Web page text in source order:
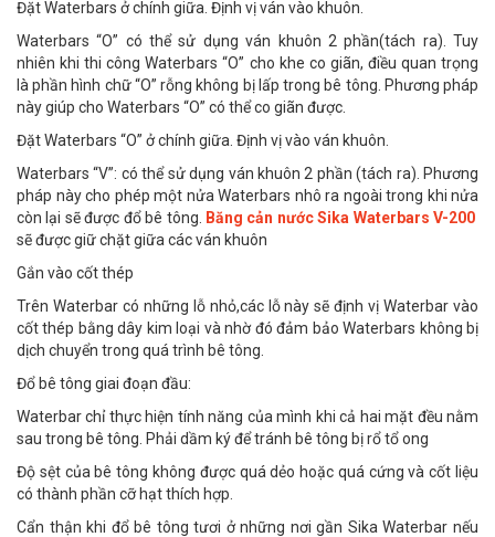
Đặt Waterbars ở chính giữa. Định vị ván vào khuôn.
Waterbars “O” có thể sử dụng ván khuôn 2 phần(tách ra). Tuy
nhiên khi thi công Waterbars “O” cho khe co giãn, điều quan trọng
là phần hình chữ “O” rỗng không bị lấp trong bê tông. Phương pháp
này giúp cho Waterbars “O” có thể co giãn được.
Đặt Waterbars “O” ở chính giữa. Định vị vào ván khuôn.
Waterbars “V”: có thể sử dụng ván khuôn 2 phần (tách ra). Phương
pháp này cho phép một nửa Waterbars nhô ra ngoài trong khi nửa
còn lại sẽ được đổ bê tông.
Băng cản nước Sika Waterbars V-200
sẽ được giữ chặt giữa các ván khuôn
Gắn vào cốt thép
Trên Waterbar có những lỗ nhỏ,các lỗ này sẽ định vị Waterbar vào
cốt thép bằng dây kim loại và nhờ đó đảm bảo Waterbars không bị
dịch chuyển trong quá trình bê tông.
Đổ bê tông giai đoạn đầu:
Waterbar chỉ thực hiện tính năng của mình khi cả hai mặt đều nằm
sau trong bê tông. Phải dầm ký để tránh bê tông bị rổ tổ ong
Độ sệt của bê tông không được quá dẻo hoặc quá cứng và cốt liệu
có thành phần cỡ hạt thích hợp.
Cẩn thận khi đổ bê tông tươi ở những nơi gần Sika Waterbar nếu